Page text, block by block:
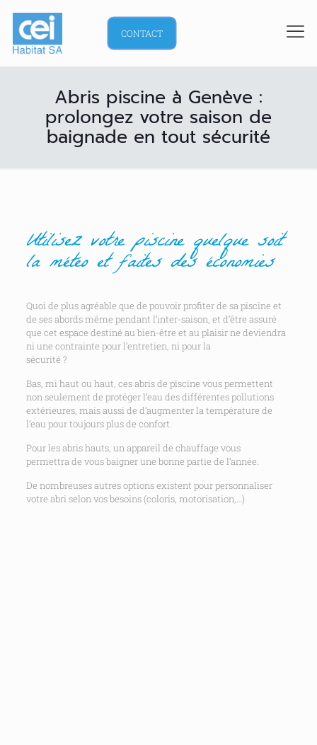
CONTACT
Abris piscine à Genève :
prolongez votre saison de
baignade en tout sécurité
Utilisez votre piscine quelque soit
la météo et faites des économies
Quoi de plus agréable que de pouvoir profiter de sa piscine et
de ses abords même pendant l’inter-saison, et d’être assuré
que cet espace destiné au bien-être et au plaisir ne deviendra
ni une contrainte pour l’entretien, ni pour la
sécurité ?
Bas, mi haut ou haut, ces abris de piscine vous permettent
non seulement de protéger l’eau des différentes pollutions
extérieures, mais aussi de d’augmenter la température de
l’eau pour toujours plus de confort.
Pour les abris hauts, un appareil de chauffage vous
permettra de vous baigner une bonne partie de l’année.
De nombreuses autres options existent pour personnaliser
votre abri selon vos besoins (coloris, motorisation,…)